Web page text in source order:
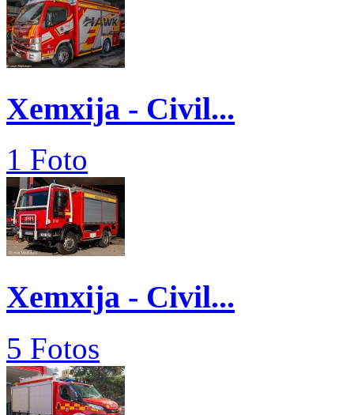
Xemxija - Civil...
1 Foto
Xemxija - Civil...
5 Fotos